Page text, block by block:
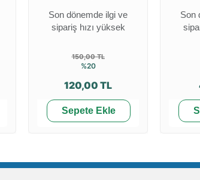
Son dönemde ilgi ve
sipariş hızı yüksek
150,00 TL
%20
120,00 TL
Sepete Ekle
Son